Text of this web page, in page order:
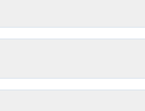
Orten meiden.